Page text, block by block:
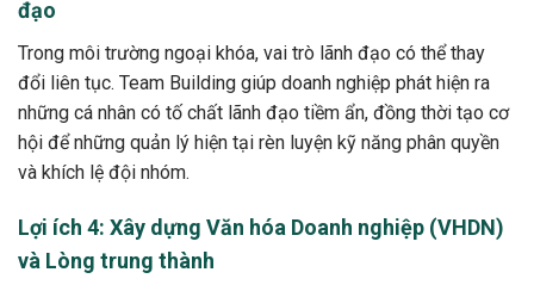
đạo
Trong môi trường ngoại khóa, vai trò lãnh đạo có thể thay
đổi liên tục. Team Building giúp doanh nghiệp phát hiện ra
những cá nhân có tố chất lãnh đạo tiềm ẩn, đồng thời tạo cơ
hội để những quản lý hiện tại rèn luyện kỹ năng phân quyền
và khích lệ đội nhóm.
Lợi ích 4: Xây dựng Văn hóa Doanh nghiệp (VHDN)
và Lòng trung thành